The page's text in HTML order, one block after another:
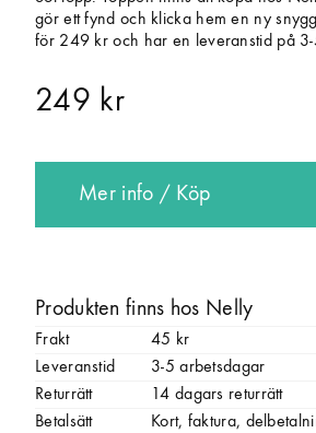
gör ett fynd och klicka hem en ny
för 249 kr och har en leveranstid på
249 kr
Mer info / Köp
Produkten finns hos Nelly
Frakt
45 kr
Leveranstid
3-5 arbetsdagar
Returrätt
14 dagars returrätt
Betalsätt
Kort, faktura,